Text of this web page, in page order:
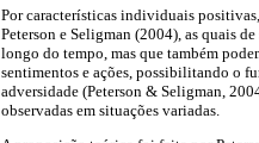
Por características individuais
Peterson e Seligman (2004), as quais
longo do tempo, mas que também
sentimentos e ações, possibilitando o
adversidade (Peterson & Seligman,
observadas em situações variadas.